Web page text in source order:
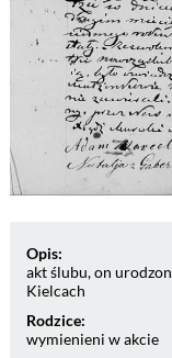
Opis:
akt ślubu, on
Kielcach
Rodzice:
wymienieni w akcie